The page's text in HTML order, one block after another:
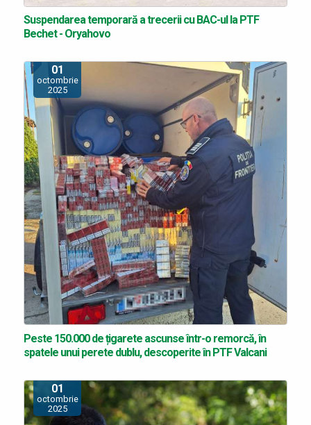
Suspendarea temporară a trecerii cu BAC-ul la PTF
Bechet - Oryahovo
01
octombrie
2025
Peste 150.000 de țigarete ascunse într-o remorcă, în
spatele unui perete dublu, descoperite în PTF Valcani
01
octombrie
2025